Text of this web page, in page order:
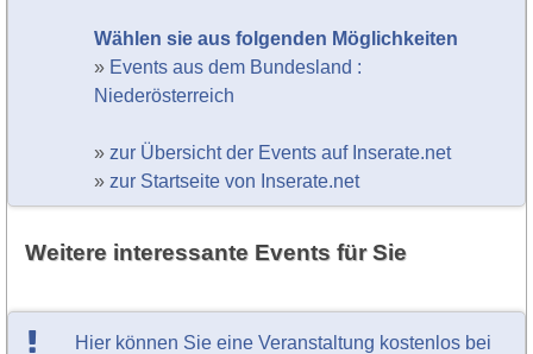
Wählen sie aus folgenden Möglichkeiten
» Events aus dem Bundesland :
Niederösterreich
» zur Übersicht der Events auf Inserate.net
» zur Startseite von Inserate.net
Weitere interessante Events für Sie
Hier können Sie eine Veranstaltung kostenlos bei